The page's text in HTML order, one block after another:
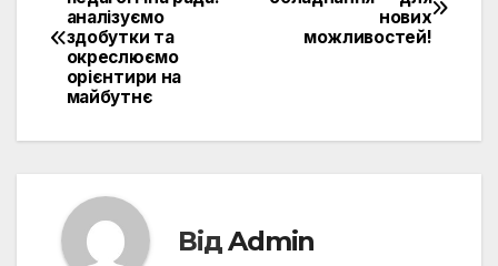
записів
нових
можливостей!
аналізуємо
здобутки та
окреслюємо
орієнтири на
майбутнє
ВідAdmin